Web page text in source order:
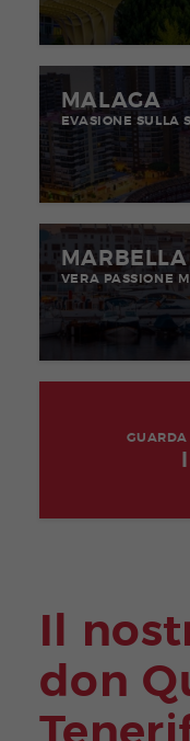
MALAGA
EVASIONE SULLA
MARBELLA
VERA PASSIONE
Il
don